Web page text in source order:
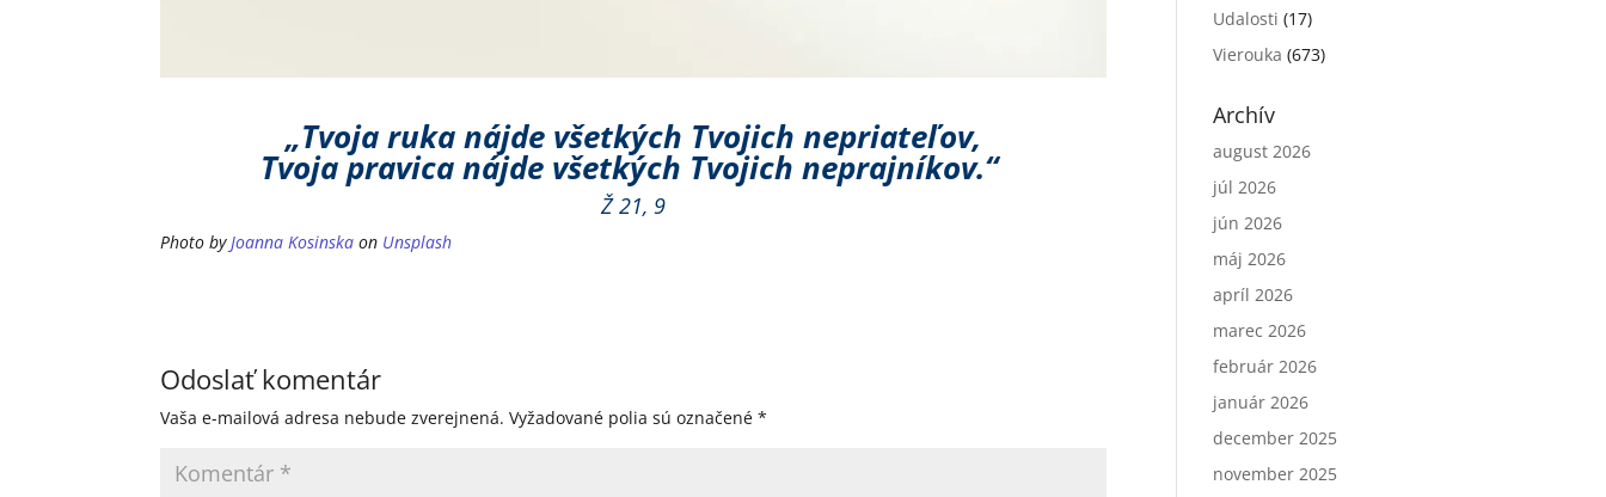
„Tvoja ruka nájde všetkých Tvojich nepriateľov,
Tvoja pravica nájde všetkých Tvojich neprajníkov.“
Ž 21, 9
Photo by Joanna Kosinska on Unsplash
Odoslať komentár
Vaša e-mailová adresa nebude zverejnená. Vyžadované polia sú označené*
Udalosti (17)
Vierouka (673)
Archív
august 2026
júl 2026
jún 2026
máj 2026
apríl 2026
marec 2026
február 2026
január 2026
december 2025
november 2025